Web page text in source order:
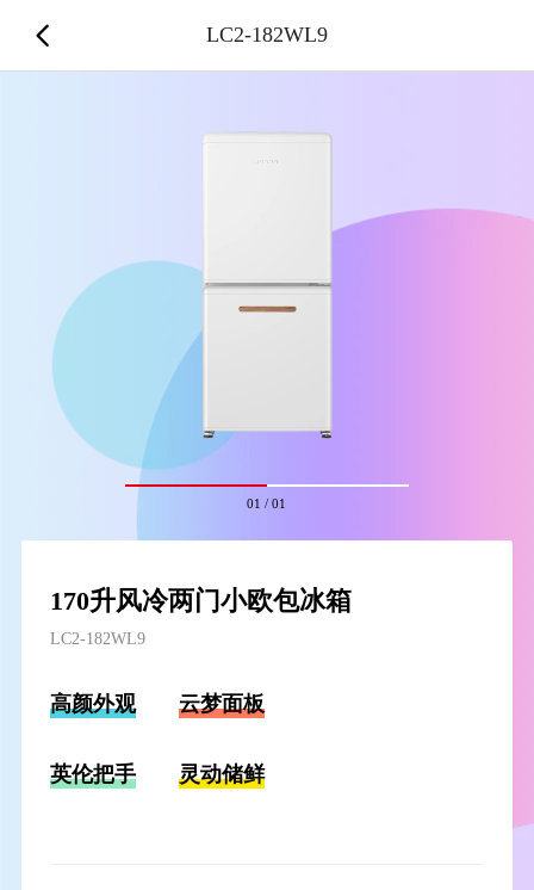
01 /01
170升风冷两门小欧包冰箱
LC2-182WL9
高颜外观 云梦面板
英伦把手 灵动储鲜
LC2-182WL9